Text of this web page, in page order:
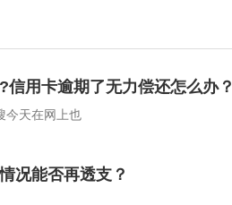
信用卡逾期了无力偿还怎么办？
今天在网上也
况能否再透支？